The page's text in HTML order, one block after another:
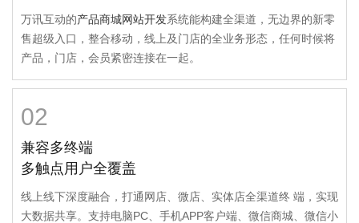
万讯互动的产品商城网站开发系统能构建全渠道，无边界的新零
售超级入口，整合移动，线上及门店的全业务形态，任何时候将
产品，门店，会员紧密连接在一起。
02
兼容多终端
多触点用户全覆盖
线上线下深度融合，打通网店、微店、实体店全渠道终 端，实现
大数据共享。支持电脑PC、手机APP客户端、微信商城、微信小